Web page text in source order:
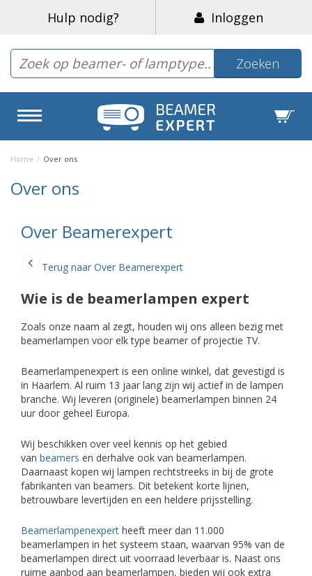
Hulp nodig? Inloggen
Zoeken
Home / Over ons
Over ons
Over Beamerexpert
Terug naar Over Beamerexpert
Wie is de beamerlampen expert
Zoals onze naam al zegt, houden wij ons alleen bezig met
beamerlampen voor elk type beamer of projectie TV.
Beamerlampenexpert is een online winkel, dat gevestigd is
in Haarlem. Al ruim 13 jaar lang zijn wij actief in de lampen
branche. Wij leveren (originele) beamerlampen binnen 24
uur door geheel Europa.
Wij beschikken over veel kennis op het gebied
van beamers en derhalve ook van beamerlampen.
Daarnaast kopen wij lampen rechtstreeks in bij de grote
fabrikanten van beamers. Dit betekent korte lijnen,
betrouwbare levertijden en een heldere prijsstelling.
Beamerlampenexpert heeft meer dan 11.000
beamerlampen in het systeem staan, waarvan 95% van de
beamerlampen direct uit voorraad leverbaar is. Naast ons
ruime aanbod aan beamerlampen, bieden wij ook extra